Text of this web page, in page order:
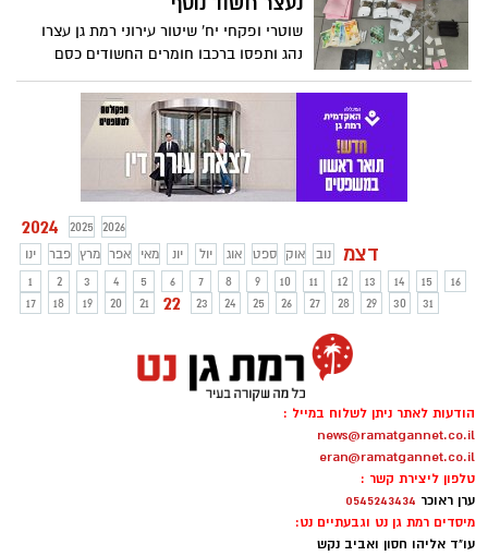
שוטרי ופקחי יח' שיטור עירוני רמת גן עצרו
נהג ותפסו ברכבו חומרים החשודים כסם
מסוגים שונים
2024 2025
2026
ינו
פבר מרץ אפר מאי יונ יול אוג ספט אוק נוב דצמ
1 2 3 4 5 6 7 8 9 10 11 12 13 14 15
16
17
18 19 20 21 22 23 24 25 26 27 28 29 30 31
הודעות לאתר ניתן לשלוח במייל :
news@ramatgannet.co.il
eran@ramatgannet.co.il
טלפון ליצירת קשר :
ערן ראוכר 0545243434
מיסדים רמת גן נט וגבעתיים נט:
עו"ד אליהו חסון ואביב נקש